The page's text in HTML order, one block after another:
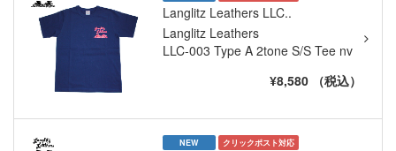
Langlitz Leathers LLC..
Langlitz Leathers
LLC-003 Type A 2tone S/S Tee nv
¥8,580 （税込）
NEW クリックポスト対応